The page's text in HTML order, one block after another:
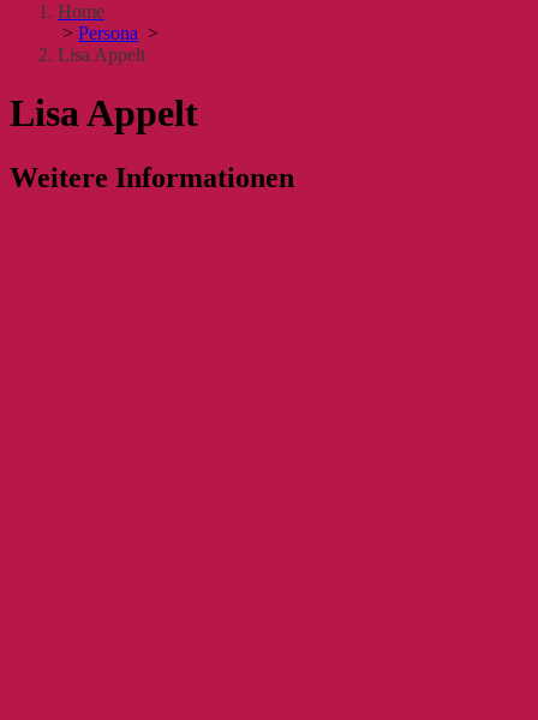
Home
> Persona >
Lisa Appelt
Lisa Appelt
Weitere Informationen